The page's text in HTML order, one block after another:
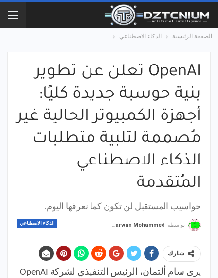
الصفحة الرئيسية الذكاء الاصطناعي
OpenAI تعلن عن تطوير
بنية حوسبة جديدة كليًا:
أجهزة الكمبيوتر الحالية غير
مُصممة لتلبية متطلبات
الذكاء الاصطناعي
المُتقدمة
حواسيب المستقبل لن تكون كما نعرفها اليوم.
الذكاء الاصطناعي بواسطة Marwan Mohammed
شارك
يرى سام ألتمان، الرئيس التنفيذي لشركة OpenAI